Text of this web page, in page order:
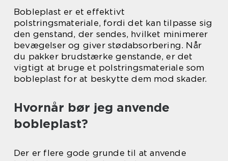
Bobleplast er et effektivt
polstringsmateriale, fordi det kan tilpasse sig
den genstand, der sendes, hvilket minimerer
bevægelser og giver stødabsorbering. Når
du pakker brudstærke genstande, er det
vigtigt at bruge et polstringsmateriale som
bobleplast for at beskytte dem mod skader.
Hvornår bør jeg anvende
bobleplast?
Der er flere gode grunde til at anvende